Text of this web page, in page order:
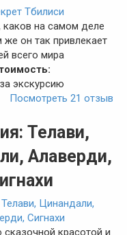
каков на самом деле
же он так привлекает
всего мира
экскурсию
Посмотреть 21 отзыв
Телави,
Алаверди,
красотой и